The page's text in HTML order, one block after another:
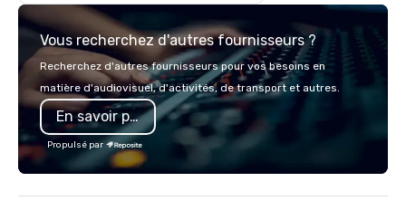
location for your day or overnight
corporate offsite retreat! With a wide
variety of activities available, you can
choose what would suit your team
best. Sonoma Zipline Adventures is a
popular option. We can also facilitate
team building, archery tag, and
challenge courses for a day full of
adventure. Our team can help assist
Vous recherchez d'autres fournisseurs ?
Recherchez d'autres fournisseurs pour vos besoins en
matière d'audiovisuel, d'activités, de transport et autres.
En savoir plus
Propulsé par